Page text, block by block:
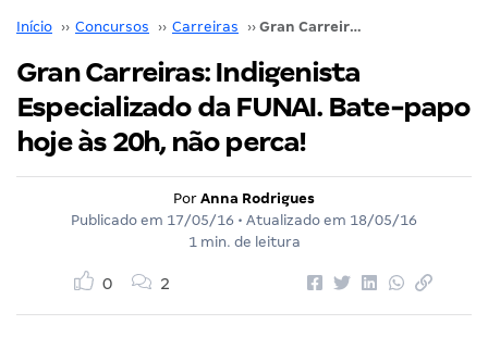
Início ›› Concursos ›› Carreiras ›› Gran Carreiras: Indigenista Especializado da FUNAI. Bate-papo hoje às 20h, não perca!
Gran Carreiras: Indigenista
Especializado da FUNAI. Bate-papo
hoje às 20h, não perca!
Por Anna Rodrigues
Publicado em 17/05/16 • Atualizado em 18/05/16
1 min. de leitura
0 2